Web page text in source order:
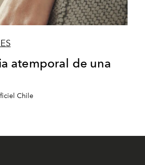
atemporal de una
Chile